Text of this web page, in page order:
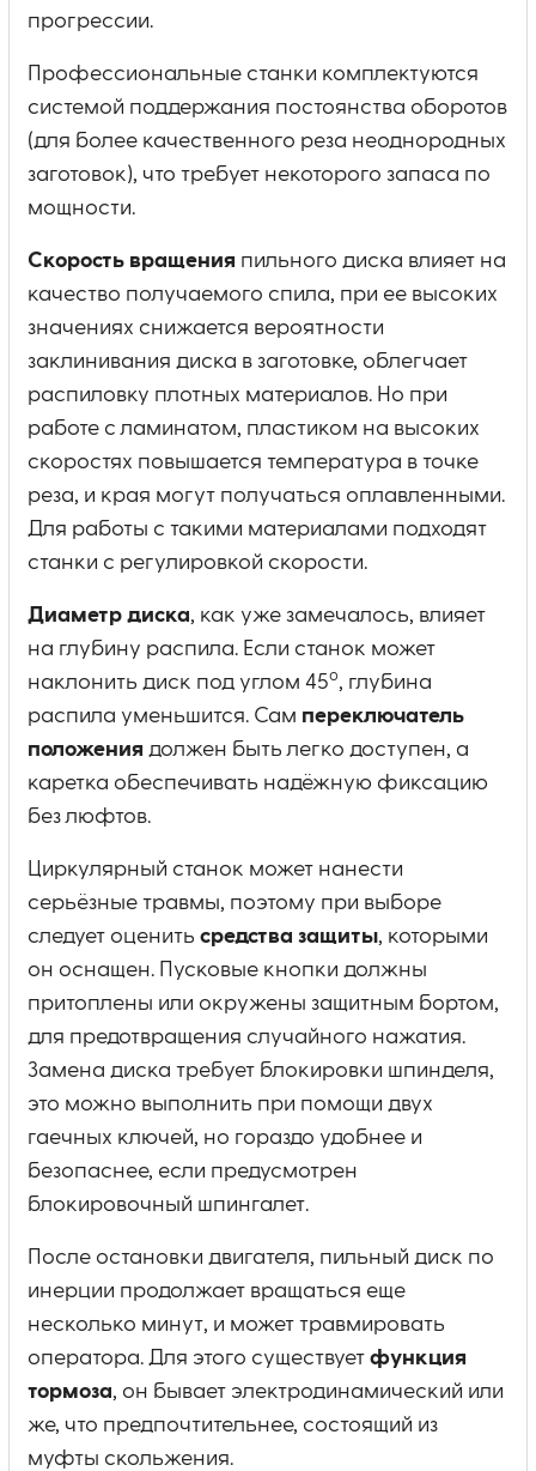
прогрессии.
Профессиональные станки комплектуются
системой поддержания постоянства оборотов
(для более качественного реза неоднородных
заготовок), что требует некоторого запаса по
мощности.
Скорость вращения пильного диска влияет на
качество получаемого спила, при ее высоких
значениях снижается вероятности
заклинивания диска в заготовке, облегчает
распиловку плотных материалов. Но при
работе с ламинатом, пластиком на высоких
скоростях повышается температура в точке
реза, и края могут получаться оплавленными.
Для работы с такими материалами подходят
станки с регулировкой скорости.
Диаметр диска, как уже замечалось, влияет
на глубину распила. Если станок может
наклонить диск под углом 45о, глубина
распила уменьшится. Сам переключатель
положения должен быть легко доступен, а
каретка обеспечивать надёжную фиксацию
без люфтов.
Циркулярный станок может нанести
серьёзные травмы, поэтому при выборе
следует оценить средства защиты, которыми
он оснащен. Пусковые кнопки должны
притоплены или окружены защитным бортом,
для предотвращения случайного нажатия.
Замена диска требует блокировки шпинделя,
это можно выполнить при помощи двух
гаечных ключей, но гораздо удобнее и
безопаснее, если предусмотрен
блокировочный шпингалет.
После остановки двигателя, пильный диск по
инерции продолжает вращаться еще
несколько минут, и может травмировать
оператора. Для этого существует функция
тормоза, он бывает электродинамический или
же, что предпочтительнее, состоящий из
муфты скольжения.